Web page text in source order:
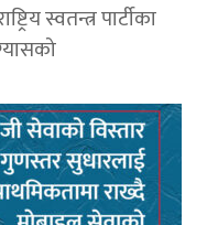
स्वतन्त्र पार्टीका